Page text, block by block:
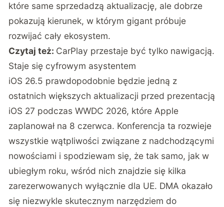
które same sprzedadzą aktualizację, ale dobrze
pokazują kierunek, w którym gigant próbuje
rozwijać cały ekosystem.
Czytaj też: CarPlay przestaje być tylko nawigacją.
Staje się cyfrowym asystentem
iOS 26.5 prawdopodobnie będzie jedną z
ostatnich większych aktualizacji przed prezentacją
iOS 27 podczas WWDC 2026, które Apple
zaplanował na 8 czerwca. Konferencja ta rozwieje
wszystkie wątpliwości związane z nadchodzącymi
nowościami i spodziewam się, że tak samo, jak w
ubiegłym roku, wśród nich znajdzie się kilka
zarezerwowanych wyłącznie dla UE. DMA okazało
się niezwykle skutecznym narzędziem do